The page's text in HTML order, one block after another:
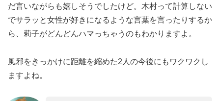
だ言いながらも嬉しそうでしたけど。木村って計算しない
でサラッと女性が好きになるような言葉を言ったりするか
ら、莉子がどんどんハマっちゃうのもわかりますよ。
風邪をきっかけに距離を縮めた2人の今後にもワクワクし
ますよね。